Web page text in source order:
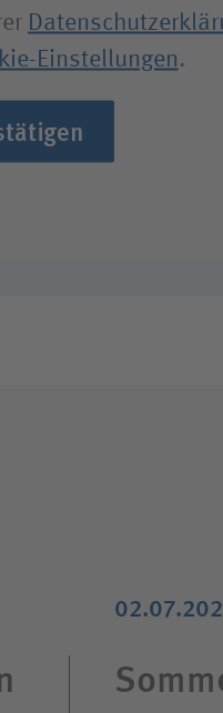
Einstellungen.